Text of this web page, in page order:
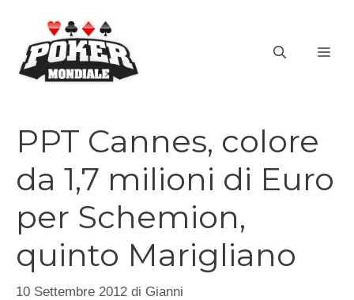
contenuto
PPT Cannes, colore
da 1,7 milioni di Euro
per Schemion,
quinto Marigliano
10 Settembre 2012 di Gianni